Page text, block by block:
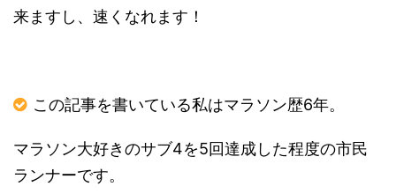
来ますし、速くなれます！
この記事を書いている私はマラソン歴6年。
マラソン大好きのサブ4を5回達成した程度の市民
ランナーです。